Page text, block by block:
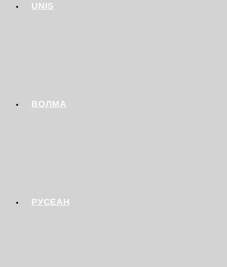
UNIS
ВОЛМА
РУСЕАН